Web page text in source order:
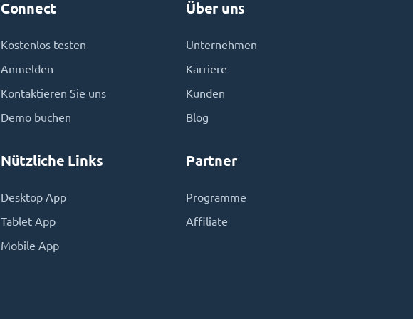
Connect
Kostenlos testen
Anmelden
Kontaktieren Sie uns
Demo buchen
Nützliche Links
Desktop App
Tablet App
Mobile App
Über uns
Unternehmen
Karriere
Kunden
Blog
Partner
Programme
Affiliate